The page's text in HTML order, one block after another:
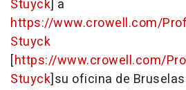
Stuyck] a
https://www.crowell.com/
Stuyck
[https://www.crowell.com/
Stuyck]su oficina de